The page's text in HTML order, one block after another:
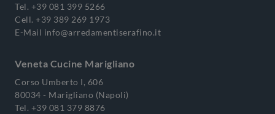
Tel. +39 081 399 5266
Cell. +39 389 269 1973
E-Mail info@arredamentiserafino.it
Veneta Cucine Marigliano
Corso Umberto I, 606
80034 - Marigliano (Napoli)
Tel. +39 081 379 8876